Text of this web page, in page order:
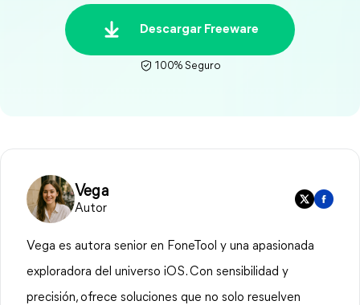
Descargar Freeware
100% Seguro
Vega
Autor
Vega es autora senior en FoneTool y una apasionada
exploradora del universo iOS. Con sensibilidad y
precisión, ofrece soluciones que no solo resuelven